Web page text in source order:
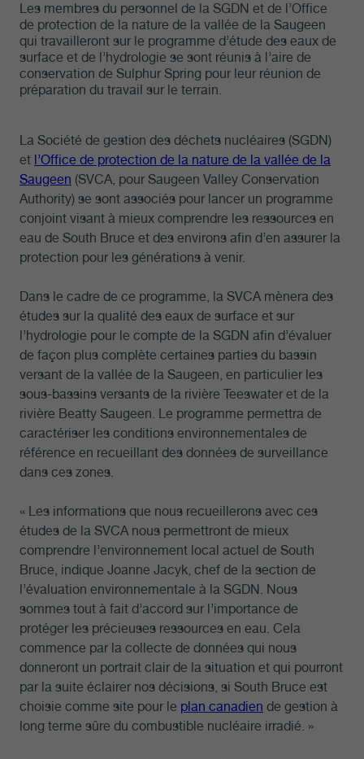
Les membres du personnel de la SGDN et de l’Office
de protection de la nature de la vallée de la Saugeen
qui travailleront sur le programme d’étude des eaux de
surface et de l’hydrologie se sont réunis à l’aire de
conservation de Sulphur Spring pour leur réunion de
préparation du travail sur le terrain.
La Société de gestion des déchets nucléaires (SGDN)
et l’Office de protection de la nature de la vallée de la
Saugeen (SVCA, pour Saugeen Valley Conservation
Authority) se sont associés pour lancer un programme
conjoint visant à mieux comprendre les ressources en
eau de South Bruce et des environs afin d’en assurer la
protection pour les générations à venir.
Dans le cadre de ce programme, la SVCA mènera des
études sur la qualité des eaux de surface et sur
l’hydrologie pour le compte de la SGDN afin d’évaluer
de façon plus complète certaines parties du bassin
versant de la vallée de la Saugeen, en particulier les
sous-bassins versants de la rivière Teeswater et de la
rivière Beatty Saugeen. Le programme permettra de
caractériser les conditions environnementales de
référence en recueillant des données de surveillance
dans ces zones.
« Les informations que nous recueillerons avec ces
études de la SVCA nous permettront de mieux
comprendre l’environnement local actuel de South
Bruce, indique Joanne Jacyk, chef de la section de
l’évaluation environnementale à la SGDN. Nous
sommes tout à fait d’accord sur l’importance de
protéger les précieuses ressources en eau. Cela
commence par la collecte de données qui nous
donneront un portrait clair de la situation et qui pourront
par la suite éclairer nos décisions, si South Bruce est
choisie comme site pour le plan canadien de gestion à
long terme sûre du combustible nucléaire irradié. »